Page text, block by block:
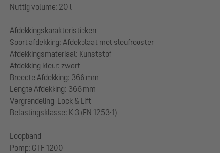
Nuttig volume: 20 l
Afdekkingskarakteristieken
Soort afdekking: Afdekplaat met sleufrooster
Afdekkingsmateriaal: Kunststof
Afdekking kleur: zwart
Breedte Afdekking: 366 mm
Lengte Afdekking: 366 mm
Vergrendeling: Lock & Lift
Belastingsklasse: K 3 (EN 1253-1)
Loopband
Pomp: GTF 1200